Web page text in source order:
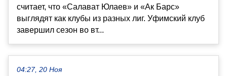
считает, что «Салават Юлаев» и «Ак Барс»
выглядят как клубы из разных лиг. Уфимский клуб
завершил сезон во вт...
04:27, 20 Ноя